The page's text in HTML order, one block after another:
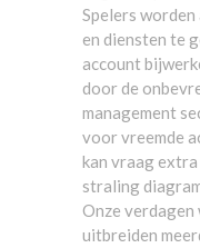
Spelers
en diensten te
account
door de
management
voor vreemde
kan vraag
straling
Onze
uitbreiden